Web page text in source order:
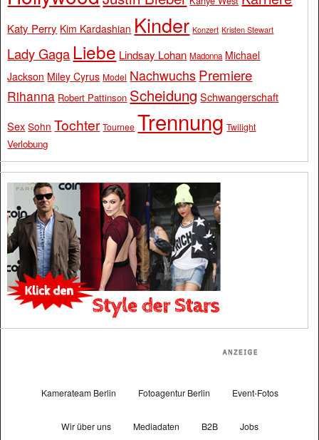
Katy Perry Kim Kardashian Kinder Konzert Kristen Stewart
Lady Gaga Liebe Lindsay Lohan Madonna Michael
Jackson Miley Cyrus Model Nachwuchs Premiere
Rihanna Robert Pattinson Scheidung Schwangerschaft
Sex Sohn Tochter Tournee Trennung Twilight
Verlobung
Kamerateam Berlin Fotoagentur Berlin Event-Fotos
Wir über uns Mediadaten B2B Jobs